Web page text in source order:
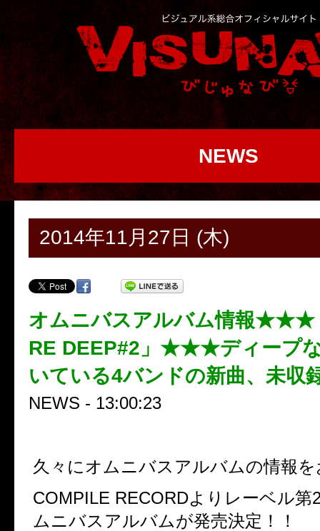
NEWS
2014年11月27日 (木)
オムニバスアルバム情報★★★
RE DEEP#2」★★★ディープ
いている4バンドの新曲、未収
NEWS - 13:00:23
久々にオムニバスアルバムの情報
COMPILE RECORDよりレーベル第
ムニバスアルバムが発売決定！！